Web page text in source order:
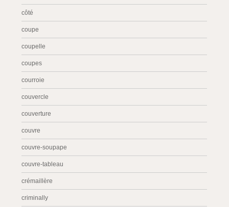
côté
coupe
coupelle
coupes
courroie
couvercle
couverture
couvre
couvre-soupape
couvre-tableau
crémaillère
criminally